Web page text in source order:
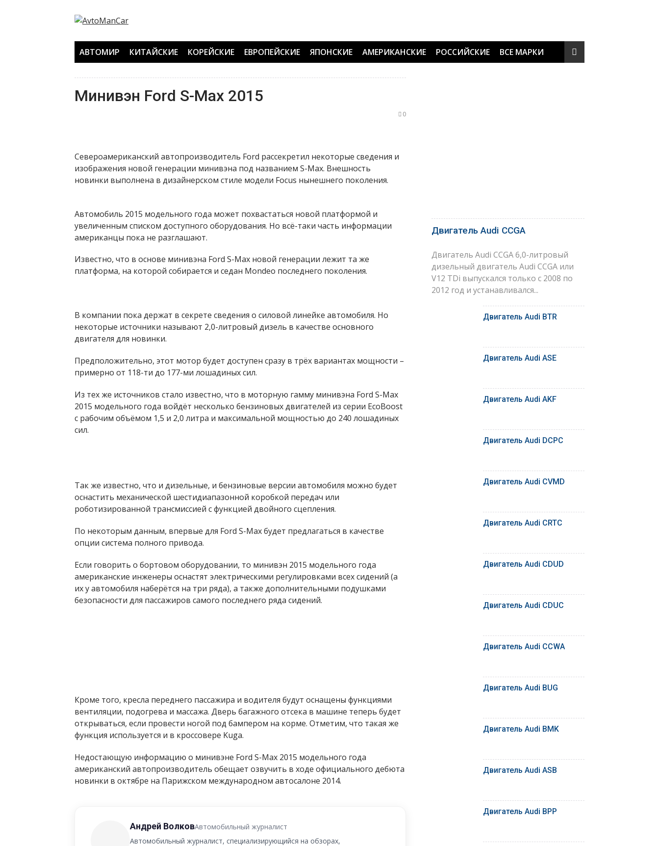
АВТОМИР КИТАЙСКИЕ КОРЕЙСКИЕ ЕВРОПЕЙСКИЕ ЯПОНСКИЕ АМЕРИКАНСКИЕ РОССИЙСКИЕ ВСЕ МАРКИ
Минивэн Ford S-Max 2015
0
Североамериканский автопроизводитель Ford рассекретил некоторые сведения и
изображения новой генерации минивэна под названием S-Max. Внешность
новинки выполнена в дизайнерском стиле модели Focus нынешнего поколения.
Автомобиль 2015 модельного года может похвастаться новой платформой и
увеличенным списком доступного оборудования. Но всё-таки часть информации
американцы пока не разглашают.
Известно, что в основе минивэна Ford S-Max новой генерации лежит та же
платформа, на которой собирается и седан Mondeo последнего поколения.
В компании пока держат в секрете сведения о силовой линейке автомобиля. Но
некоторые источники называют 2,0-литровый дизель в качестве основного
двигателя для новинки.
Предположительно, этот мотор будет доступен сразу в трёх вариантах мощности –
примерно от 118-ти до 177-ми лошадиных сил.
Из тех же источников стало известно, что в моторную гамму минивэна Ford S-Max
2015 модельного года войдёт несколько бензиновых двигателей из серии EcoBoost
с рабочим объёмом 1,5 и 2,0 литра и максимальной мощностью до 240 лошадиных
сил.
Так же известно, что и дизельные, и бензиновые версии автомобиля можно будет
оснастить механической шестидиапазонной коробкой передач или
роботизированной трансмиссией с функцией двойного сцепления.
По некоторым данным, впервые для Ford S-Max будет предлагаться в качестве
опции система полного привода.
Если говорить о бортовом оборудовании, то минивэн 2015 модельного года
американские инженеры оснастят электрическими регулировками всех сидений (а
их у автомобиля наберётся на три ряда), а также дополнительными подушками
безопасности для пассажиров самого последнего ряда сидений.
Кроме того, кресла переднего пассажира и водителя будут оснащены функциями
вентиляции, подогрева и массажа. Дверь багажного отсека в машине теперь будет
открываться, если провести ногой под бампером на корме. Отметим, что такая же
функция используется и в кроссовере Kuga.
Недостающую информацию о минивэне Ford S-Max 2015 модельного года
американский автопроизводитель обещает озвучить в ходе официального дебюта
новинки в октябре на Парижском международном автосалоне 2014.
Андрей ВолковАвтомобильный журналист
Автомобильный журналист, специализирующийся на обзорах,
Двигатель Audi CCGA
Двигатель Audi CCGA 6,0-литровый
дизельный двигатель Audi CCGA или
V12 TDi выпускался только с 2008 по
2012 год и устанавливался...
Двигатель Audi BTR
Двигатель Audi ASE
Двигатель Audi AKF
Двигатель Audi DCPC
Двигатель Audi CVMD
Двигатель Audi CRTC
Двигатель Audi CDUD
Двигатель Audi CDUC
Двигатель Audi CCWA
Двигатель Audi BUG
Двигатель Audi BMK
Двигатель Audi ASB
Двигатель Audi BPP